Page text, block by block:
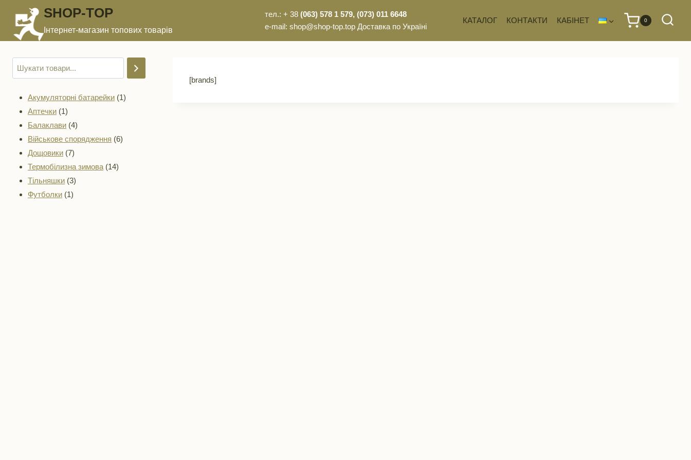
вмісту
SHOP-TOP
Інтернет-магазин топових товарів
тел.: + 38 (063) 578 1 579, (073) 011 6648
e-mail: shop@shop-top.top Доставка по Україні
КАТАЛОГ КОНТАКТИ КАБІНЕТ 0
[brands]
Акумуляторні батарейки 11
Аптечки 11
товар
Балаклави 44
товари
Військове спорядження 66
Дощовики 77
товарів
Термобілизна зимова 1414
Тільняшки 33
Футболки 11